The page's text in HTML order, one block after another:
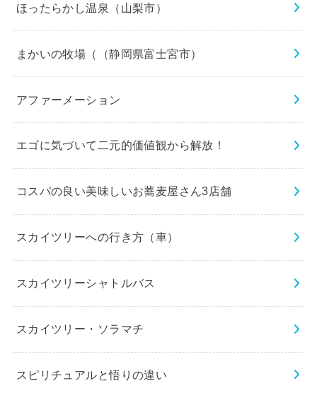
ほったらかし温泉（山梨市）
まかいの牧場（（静岡県富士宮市）
アファーメーション
エゴに気づいて二元的価値観から解放！
コスパの良い美味しいお蕎麦屋さん3店舗
スカイツリーへの行き方（車）
スカイツリーシャトルバス
スカイツリー・ソラマチ
スピリチュアルと悟りの違い